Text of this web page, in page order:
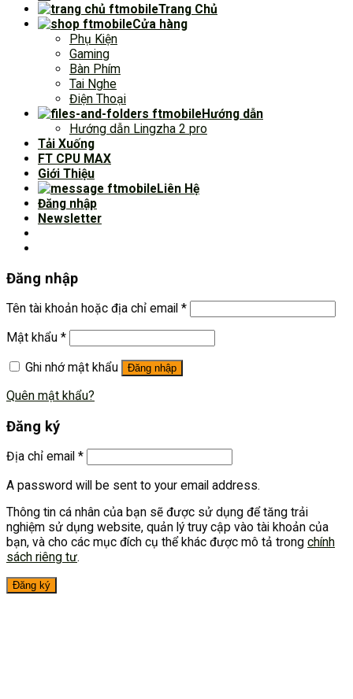
Trang Chủ
Cửa hàng
Phụ Kiện
Gaming
Bàn Phím
Tai Nghe
Điện Thoại
Hướng dẫn
Hướng dẫn Lingzha 2 pro
Tải Xuống
FT CPU MAX
Giới Thiệu
Liên Hệ
Đăng nhập
Newsletter
Đăng nhập
Tên tài khoản hoặc địa chỉ email *
Mật khẩu *
Ghi nhớ mật khẩu
Đăng nhập
Quên mật khẩu?
Đăng ký
Địa chỉ email *
A password will be sent to your email address.
Thông tin cá nhân của bạn sẽ được sử dụng để tăng trải
nghiệm sử dụng website, quản lý truy cập vào tài khoản của
bạn, và cho các mục đích cụ thể khác được mô tả trong chính
sách riêng tư.
Đăng ký